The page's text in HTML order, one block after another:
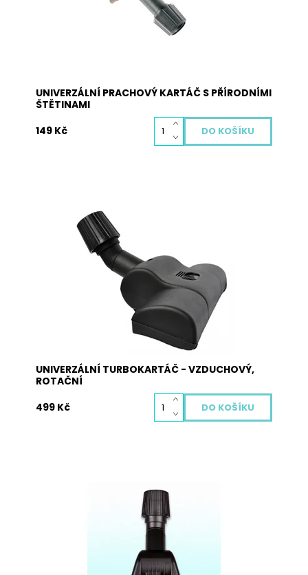
UNIVERZÁLNÍ PRACHOVÝ KARTÁČ S PŘÍRODNÍMI
ŠTĚTINAMI
149 Kč
Univerzální turbokartáč s kartáčem poháněným
vzduchem je vhodný pro většinu typů vysavačů
na koberce díky stahovací gumě uvnitř závitu,
která se utahováním závitu smršťuje, a tak lze
rozměr upravit pro jakýkoliv typ vysavače v
rozmezí 27 – 37 mm....
Vyprodáno
UNIVERZÁLNÍ TURBOKARTÁČ - VZDUCHOVÝ,
ROTAČNÍ
499 Kč
Univerzální turbokartáč s kartáčem poháněným
vzduchem je vhodný pro většinu typů vysavačů
na koberce díky stahovací gumě uvnitř závitu,
která se utahováním závitu smršťuje, a tak lze
rozměr upravit pro jakýkoliv typ vysavače v
rozmezí 27 – 37 mm....